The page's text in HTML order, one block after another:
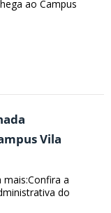
ao Campus
Vila
a
do